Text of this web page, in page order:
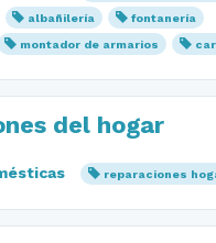
albañilería
fontanería
montador de armarios
del hogar
reparaciones